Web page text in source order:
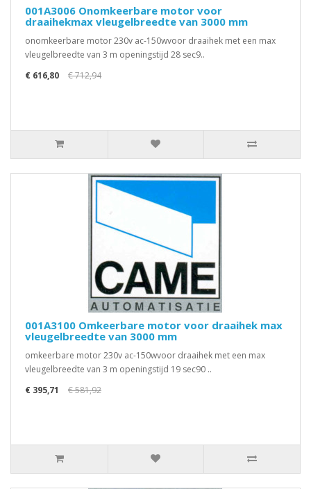
001A3006 Onomkeerbare motor voor
draaihekmax vleugelbreedte van 3000 mm
onomkeerbare motor 230v ac-150wvoor draaihek met een max
vleugelbreedte van 3 m openingstijd 28 sec9..
€ 616,80
€ 712,94
001A3100 Omkeerbare motor voor draaihek max
vleugelbreedte van 3000 mm
omkeerbare motor 230v ac-150wvoor draaihek met een max
vleugelbreedte van 3 m openingstijd 19 sec90 ..
€ 395,71
€ 581,92